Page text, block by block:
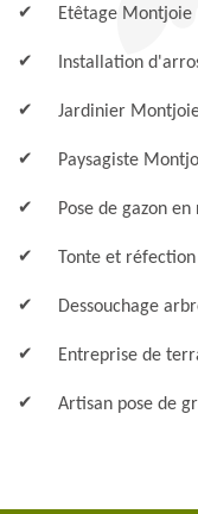
Etêtage Montjoie
Installation
Jardinier
Paysagiste
Pose de gazon
Tonte et
Dessouchage
Entreprise de
Artisan pose de